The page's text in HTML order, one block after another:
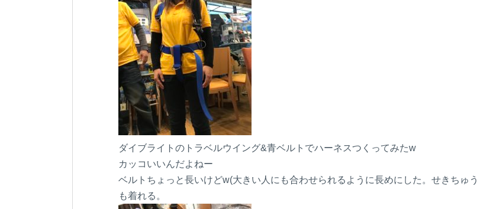
ダイブライトのトラベルウイング&青ベルトでハーネスつくってみたw
カッコいいんだよねー
ベルトちょっと長いけどw(大きい人にも合わせられるように長めにした。せきちゅう
も着れる。